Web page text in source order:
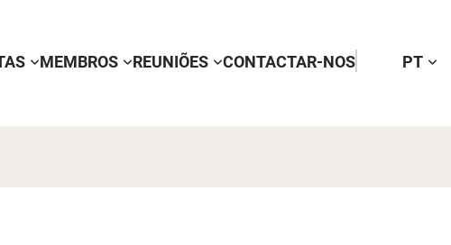
MEMBROS REUNIÕES CONTACTAR-NOS PT